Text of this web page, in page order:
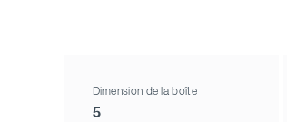
Dimension de la boîte
5